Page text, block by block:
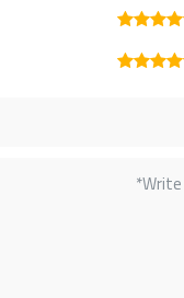
5
4
3
2
5
4
3
2